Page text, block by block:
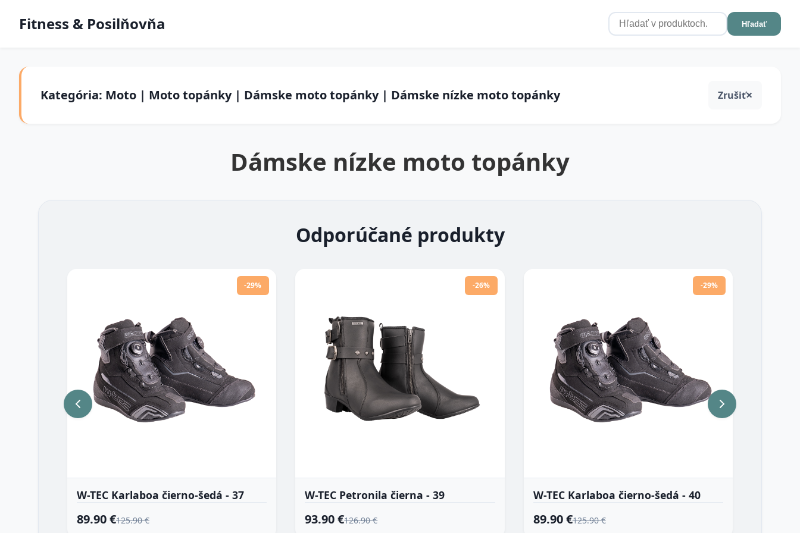
Fitness & Posilňovňa Hľadať
Kategória: Moto | Moto topánky | Dámske moto topánky | Dámske nízke moto topánky Zrušiť
Dámske nízke moto topánky
Odporúčané produkty
-29%
W-TEC Karlaboa čierno-šedá - 37
89.90 €125.90 €
-26%
W-TEC Petronila čierna - 39
93.90 €126.90 €
-29%
W-TEC Karlaboa čierno-šedá - 40
89.90 €125.90 €